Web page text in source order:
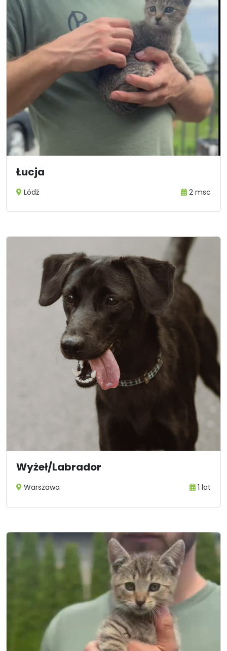
Łucja
Lódź 2 msc
Wyżeł/Labrador
Warszawa 1 lat